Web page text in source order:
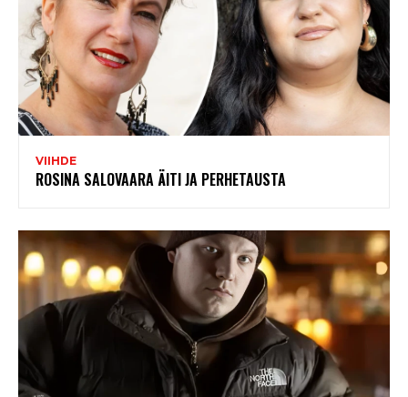
VIIHDE
ROSINA SALOVAARA ÄITI JA PERHETAUSTA